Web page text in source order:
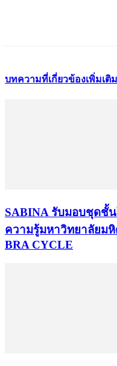
บทความที่เกี่ยวข้องเพิ่มเติ
SABINA รับมอบชุดชั้
ความรู้มหาวิทยาลัยมหิ
BRA CYCLE